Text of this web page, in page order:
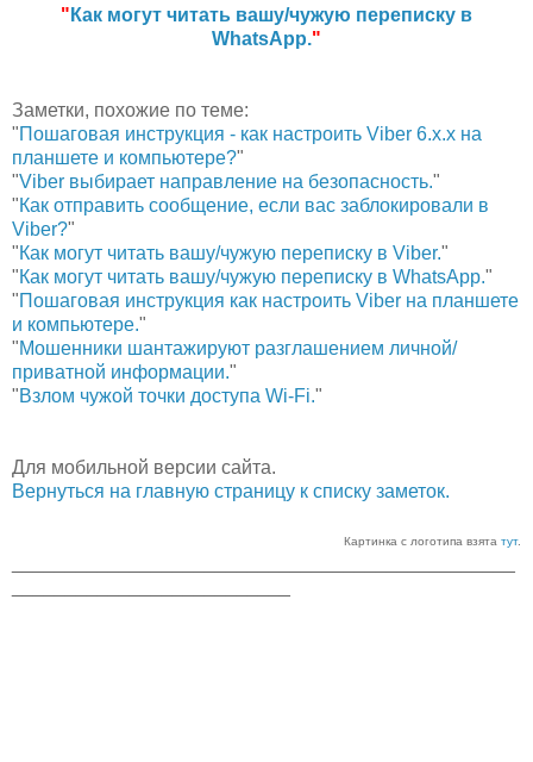
" Как могут читать вашу/чужую переписку в
WhatsApp."
Заметки, похожие по теме:
"Пошаговая инструкция - как настроить Viber 6.х.х на
планшете и компьютере?"
"Viber выбирает направление на безопасность."
"Как отправить сообщение, если вас заблокировали в
Viber?"
"Как могут читать вашу/чужую переписку в Viber."
"Как могут читать вашу/чужую переписку в WhatsApp."
"Пошаговая инструкция как настроить Viber на планшете
и компьютере."
"Мошенники шантажируют разглашением личной/
приватной информации."
"Взлом чужой точки доступа Wi-Fi."
Для мобильной версии сайта.
Вернуться на главную страницу к списку заметок.
Картинка с логотипа взята тут.